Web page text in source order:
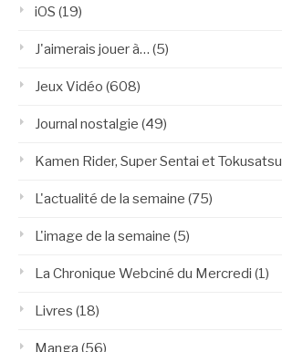
iOS (19)
J'aimerais jouer à… (5)
Jeux Vidéo (608)
Journal nostalgie (49)
Kamen Rider, Super Sentai et Tokusatsu
L'actualité de la semaine (75)
L'image de la semaine (5)
La Chronique Webciné du Mercredi (1)
Livres (18)
Manga (56)